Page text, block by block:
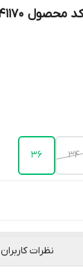
34
36
نظرات کاربران